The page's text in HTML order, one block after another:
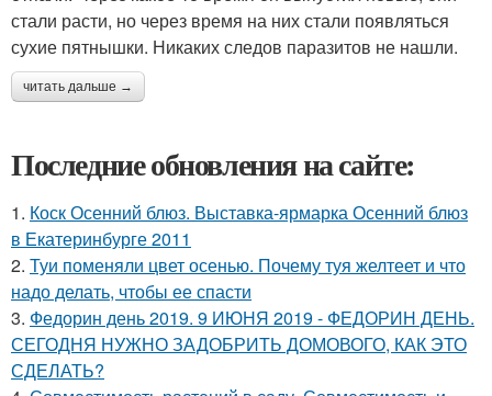
стали расти, но через время на них стали появляться
сухие пятнышки. Никаких следов паразитов не нашли.
читать дальше →
Последние обновления на сайте:
1. Коск Осенний блюз. Выставка-ярмарка Осенний блюз
в Екатеринбурге 2011
2. Туи поменяли цвет осенью. Почему туя желтеет и что
надо делать, чтобы ее спасти
3. Федорин день 2019. 9 ИЮНЯ 2019 - ФЕДОРИН ДЕНЬ.
СЕГОДНЯ НУЖНО ЗАДОБРИТЬ ДОМОВОГО, КАК ЭТО
СДЕЛАТЬ?